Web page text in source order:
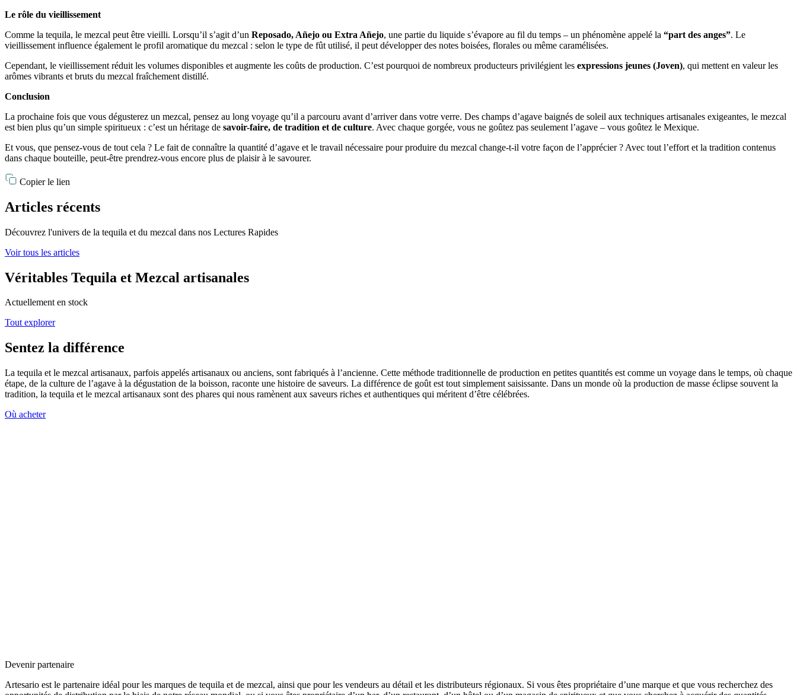
Le rôle du vieillissement
Comme la tequila, le mezcal peut être vieilli. Lorsqu’il s’agit d’un Reposado, Añejo ou Extra Añejo, une partie du liquide s’évapore au fil du temps – un phénomène appelé la “part des anges”. Le
vieillissement influence également le profil aromatique du mezcal : selon le type de fût utilisé, il peut développer des notes boisées, florales ou même caramélisées.
Cependant, le vieillissement réduit les volumes disponibles et augmente les coûts de production. C’est pourquoi de nombreux producteurs privilégient les expressions jeunes (Joven), qui mettent en valeur les
arômes vibrants et bruts du mezcal fraîchement distillé.
Conclusion
La prochaine fois que vous dégusterez un mezcal, pensez au long voyage qu’il a parcouru avant d’arriver dans votre verre. Des champs d’agave baignés de soleil aux techniques artisanales exigeantes, le mezcal
est bien plus qu’un simple spiritueux : c’est un héritage de savoir-faire, de tradition et de culture. Avec chaque gorgée, vous ne goûtez pas seulement l’agave – vous goûtez le Mexique.
Et vous, que pensez-vous de tout cela ? Le fait de connaître la quantité d’agave et le travail nécessaire pour produire du mezcal change-t-il votre façon de l’apprécier ? Avec tout l’effort et la tradition contenus
dans chaque bouteille, peut-être prendrez-vous encore plus de plaisir à le savourer.
Copier le lien
Articles récents
Découvrez l'univers de la tequila et du mezcal dans nos Lectures Rapides
Voir tous les articles
Véritables Tequila et Mezcal artisanales
Actuellement en stock
Tout explorer
Sentez la différence
La tequila et le mezcal artisanaux, parfois appelés artisanaux ou anciens, sont fabriqués à l’ancienne. Cette méthode traditionnelle de production en petites quantités est comme un voyage dans le temps, où chaque
étape, de la culture de l’agave à la dégustation de la boisson, raconte une histoire de saveurs. La différence de goût est tout simplement saisissante. Dans un monde où la production de masse éclipse souvent la
tradition, la tequila et le mezcal artisanaux sont des phares qui nous ramènent aux saveurs riches et authentiques qui méritent d’être célébrées.
Où acheter
Devenir partenaire
Artesario est le partenaire idéal pour les marques de tequila et de mezcal, ainsi que pour les vendeurs au détail et les distributeurs régionaux. Si vous êtes propriétaire d’une marque et que vous recherchez des